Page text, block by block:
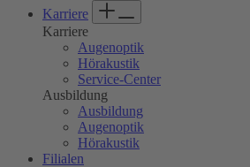
Karriere
Karriere
Augenoptik
Hörakustik
Service-Center
Ausbildung
Ausbildung
Augenoptik
Hörakustik
Filialen